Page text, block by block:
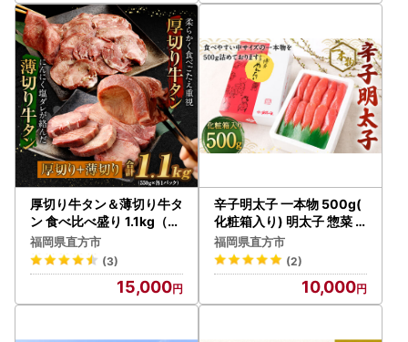
厚切り牛タン＆薄切り牛タ
ン 食べ比べ盛り 1.1kg（特
製スパイス付）
福岡県直方市
(3)
15,000
辛子明太子 一本物 500g(
化粧箱入り) 明太子 惣菜
おかず
福岡県直方市
(2)
10,000